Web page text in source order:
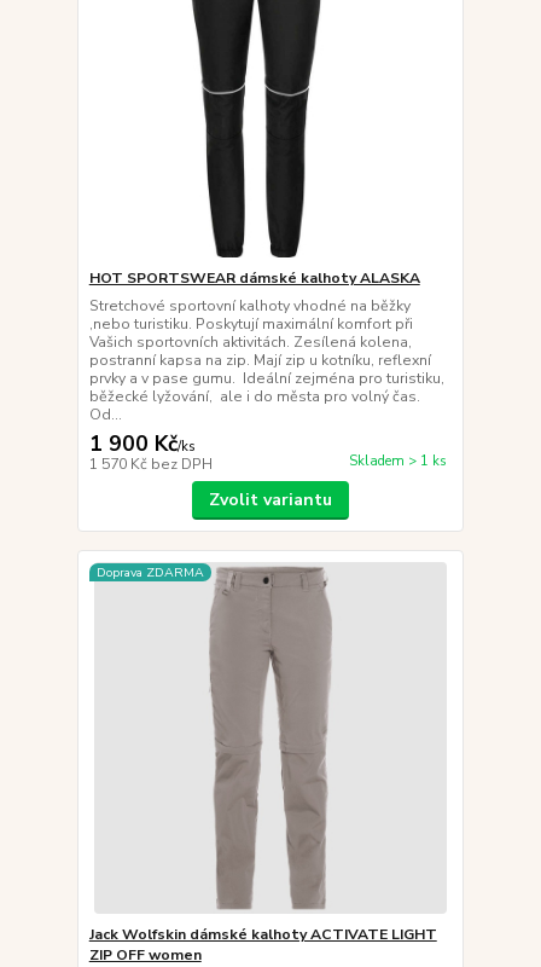
HOT SPORTSWEAR dámské kalhoty ALASKA
Stretchové sportovní kalhoty vhodné na běžky
,nebo turistiku. Poskytují maximální komfort při
Vašich sportovních aktivitách. Zesílená kolena,
postranní kapsa na zip. Mají zip u kotníku, reflexní
prvky a v pase gumu. Ideální zejména pro turistiku,
běžecké lyžování, ale i do města pro volný čas.
Od...
1 900 Kč/ks
1 570 Kč bez DPH Skladem > 1 ks
Zvolit variantu
Doprava ZDARMA
Jack Wolfskin dámské kalhoty ACTIVATE LIGHT
ZIP OFF women